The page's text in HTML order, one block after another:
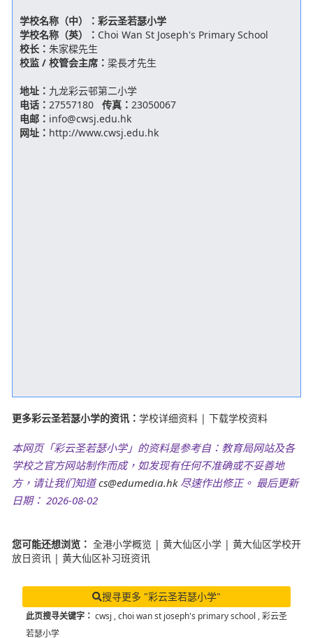
学校名称（中）： 彩云圣若瑟小学
学校名称（英）： Choi Wan St Joseph's Primary School
校长： 朱家樑先生
校监 / 校管会主席： 梁長才先生
地址： 九龙彩云邨第二小学
电话： 27557180 传真： 23050067
电邮： info@cwsj.edu.hk
网址： http://www.cwsj.edu.hk
更多彩云圣若瑟小学的资讯： 学校详细资料 | 下载学校资料
本网页「彩云圣若瑟小学」的资料是参考自：教育局网站及各
学校之官方网站制作而成，如发现有任何不准确或不妥善地
方，请让我们知道cs@edumedia.hk尽速作出修正。 最后更新
日期： 2026-08-02
您可能还想浏览： 全港小学概览 | 黄大仙区小学 | 黄大仙区学校开
放日资讯 | 黄大仙区补习班资讯
搜寻更多 "彩云圣若瑟小学"
此页搜寻关键字： cwsj ,choi wan st joseph's primary school ,彩云圣
若瑟小学